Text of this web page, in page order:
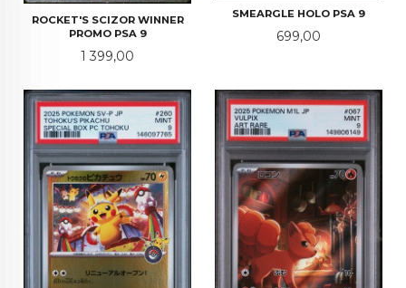
ROCKET'S SCIZOR WINNER
PROMO PSA 9
Pris
1 399,00
SMEARGLE HOLO PSA 9
Pris
699,00